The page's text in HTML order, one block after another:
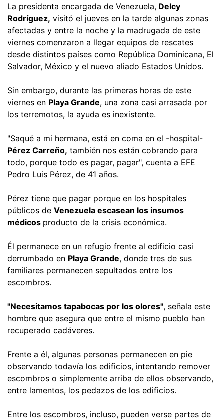
La presidenta encargada de Venezuela, Delcy
Rodríguez, visitó el jueves en la tarde algunas zonas
afectadas y entre la noche y la madrugada de este
viernes comenzaron a llegar equipos de rescates
desde distintos países como República Dominicana, El
Salvador, México y el nuevo aliado Estados Unidos.
Sin embargo, durante las primeras horas de este
viernes en Playa Grande, una zona casi arrasada por
los terremotos, la ayuda es inexistente.
"Saqué a mi hermana, está en coma en el -hospital-
Pérez Carreño, también nos están cobrando para
todo, porque todo es pagar, pagar", cuenta a EFE
Pedro Luis Pérez, de 41 años.
Pérez tiene que pagar porque en los hospitales
públicos de Venezuela escasean los insumos
médicos producto de la crisis económica.
Él permanece en un refugio frente al edificio casi
derrumbado en Playa Grande, donde tres de sus
familiares permanecen sepultados entre los
escombros.
"Necesitamos tapabocas por los olores", señala este
hombre que asegura que entre el mismo pueblo han
recuperado cadáveres.
Frente a él, algunas personas permanecen en pie
observando todavía los edificios, intentando remover
escombros o simplemente arriba de ellos observando,
entre lamentos, los pedazos de los edificios.
Entre los escombros, incluso, pueden verse partes de